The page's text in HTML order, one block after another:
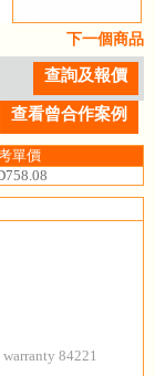
下一個商品
查詢及報價
查看曾合作案例
單價
84221